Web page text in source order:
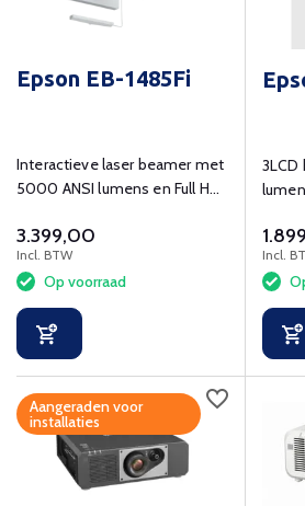
Epson EB-1485Fi
Interactieve laser beamer met
5000 ANSI lumens en Full HD
3.399,00
Incl. BTW
Op voorraad
Incl.
Aangeraden voor
installaties